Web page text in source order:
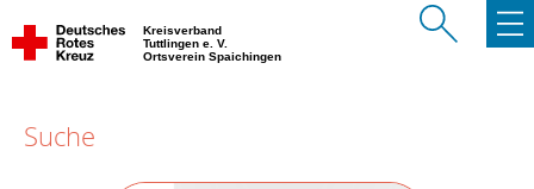
Kreisverband
Tuttlingen e. V.
Ortsverein Spaichingen
Suche